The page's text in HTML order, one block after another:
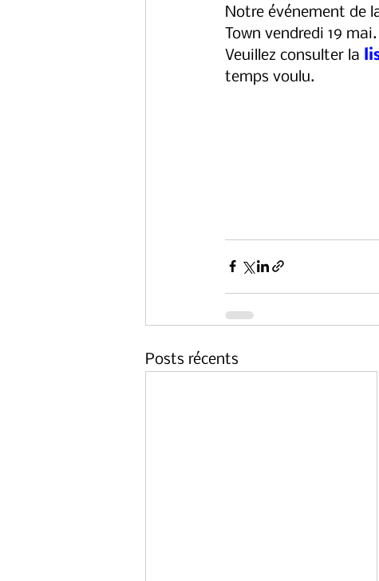
Notre événement de
Town vendredi 19
Veuillez consulter la
temps voulu.
Posts récents